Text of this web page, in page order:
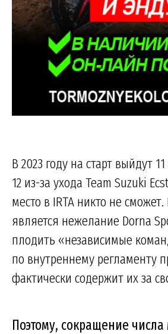
В 2023 году на старт выйдут
12 из-за ухода Team Suzuki
место в IRTA никто не
является нежелание Dorna
плодить «независимые
по внутреннему регламенту
фактически содержит их за
Поэтому, сокращение